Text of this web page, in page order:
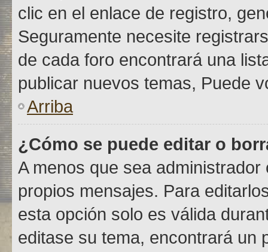
clic en el enlace de registro,
Seguramente necesite
de cada foro encontrará una
publicar nuevos temas, Puede
Arriba
¿Cómo se puede editar o
A menos que sea
propios mensajes. Para
esta opción solo es válida
editase su tema, encontrará un